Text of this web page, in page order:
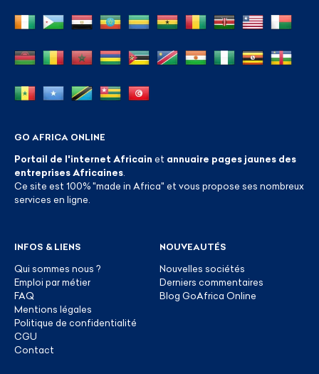
GO AFRICA ONLINE
Portail de l'internet Africain et annuaire pages jaunes des
entreprises Africaines
Ce site est 100% "made in Africa" et vous propose ses nombreux
services en ligne.
INFOS & LIENS
Qui sommes nous ?
Emploi par métier
FAQ
Mentions légales
Politique de confidentialité
CGU
Contact
NOUVEAUTÉS
Nouvelles sociétés
Derniers commentaires
Blog GoAfrica Online